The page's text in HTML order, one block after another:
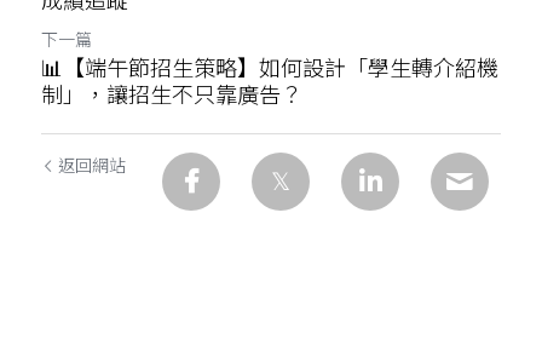
下一篇
📊【端午節招生策略】如何設計「學生轉介紹機
制」，讓招生不只靠廣告？
返回網站